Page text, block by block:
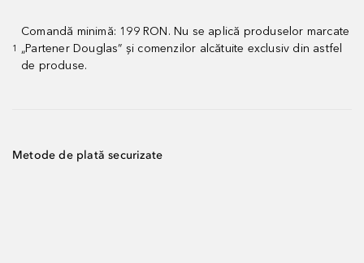
1
Comandă minimă: 199 RON. Nu se aplică produselor marcate
„Partener Douglas” și comenzilor alcătuite exclusiv din astfel
de produse.
Metode de plată securizate